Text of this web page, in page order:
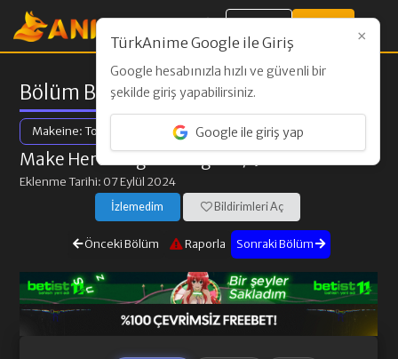
Bölüm Bilgileri
Makeine: Too Many Losing Heroines!
Make Heroine ga Oosugiru!/ 9. Bölüm
Eklenme Tarihi: 07 Eylül 2024
İzlemedim Bildirimleri Aç
Önceki Bölüm Raporla Sonraki Bölüm
×
TürkAnime Google ile Giriş
Google hesabınızla hızlı ve güvenli bir
şekilde giriş yapabilirsiniz.
Google ile giriş yap